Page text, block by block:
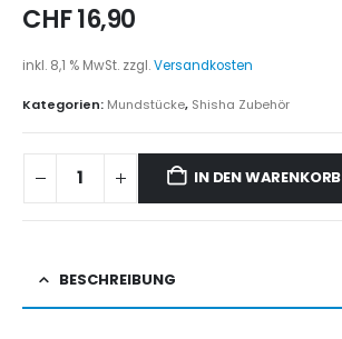
CHF16,90
inkl. 8,1 % MwSt. zzgl.Versandkosten
Kategorien: Mundstücke, Shisha Zubehör
IN DEN WARENKORB
BESCHREIBUNG